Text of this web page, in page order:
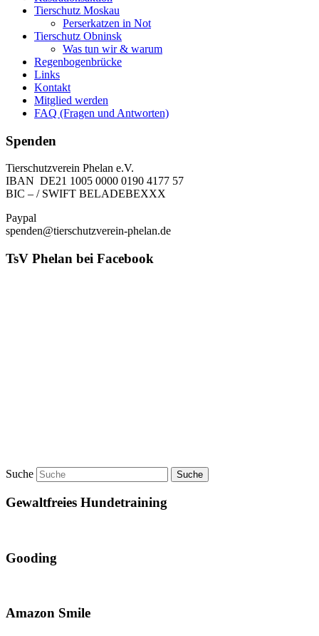
Tierschutz Moskau
Perserkatzen in Not
Tierschutz Obninsk
Was tun wir & warum
Regenbogenbrücke
Links
Kontakt
Mitglied werden
FAQ (Fragen und Antworten)
Spenden
Tierschutzverein Phelan e.V.
IBAN DE21 1005 0000 0190 4177 57
BIC – / SWIFT BELADEBEXXX
Paypal
spenden@tierschutzverein-phelan.de
TsV Phelan bei Facebook
Suche
Gewaltfreies Hundetraining
Gooding
Amazon Smile